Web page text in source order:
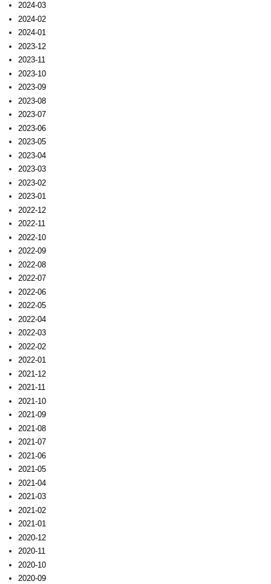
2024-03
2024-02
2024-01
2023-12
2023-11
2023-10
2023-09
2023-08
2023-07
2023-06
2023-05
2023-04
2023-03
2023-02
2023-01
2022-12
2022-11
2022-10
2022-09
2022-08
2022-07
2022-06
2022-05
2022-04
2022-03
2022-02
2022-01
2021-12
2021-11
2021-10
2021-09
2021-08
2021-07
2021-06
2021-05
2021-04
2021-03
2021-02
2021-01
2020-12
2020-11
2020-10
2020-09